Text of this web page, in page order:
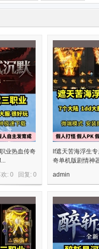
业热血传奇
欢: 0 回复: 0
lf遮天苦海浮生
奇单机版剧情神
admin